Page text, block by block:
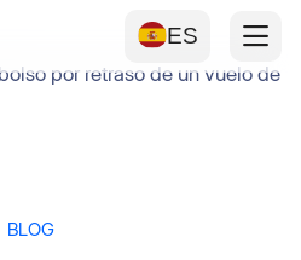
ES
por retraso de un vuelo de
BLOG